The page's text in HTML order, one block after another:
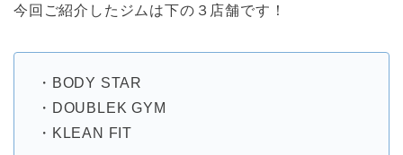
今回ご紹介したジムは下の３店舗です！
・BODY STAR
・DOUBLEK GYM
・KLEAN FIT